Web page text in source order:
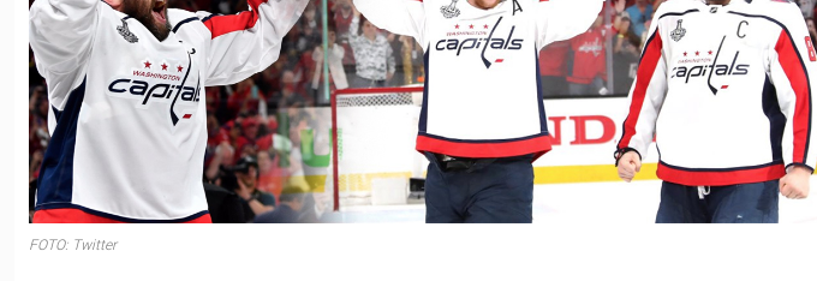
FOTO: Twitter